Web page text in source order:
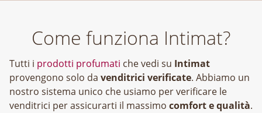
Come funziona Intimat?
Tutti i prodotti profumati che vedi su Intimat
provengono solo da venditrici verificate. Abbiamo un
nostro sistema unico che usiamo per verificare le
venditrici per assicurarti il massimo comfort e qualità.